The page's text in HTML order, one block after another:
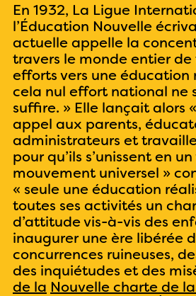
En 1932, La Ligue
l’Éducation Nouvelle
actuelle appelle la
travers le monde entier de
efforts vers une éducation
cela nul effort national ne
suffire. » Elle lançait alors
appel aux parents,
administrateurs et
pour qu’ils s’unissent en
mouvement universel »
« seule une éducation
toutes ses activités un
d’attitude vis-à-vis des
inaugurer une ère libérée
concurrences ruineuses,
des inquiétudes et des
de la Nouvelle charte de